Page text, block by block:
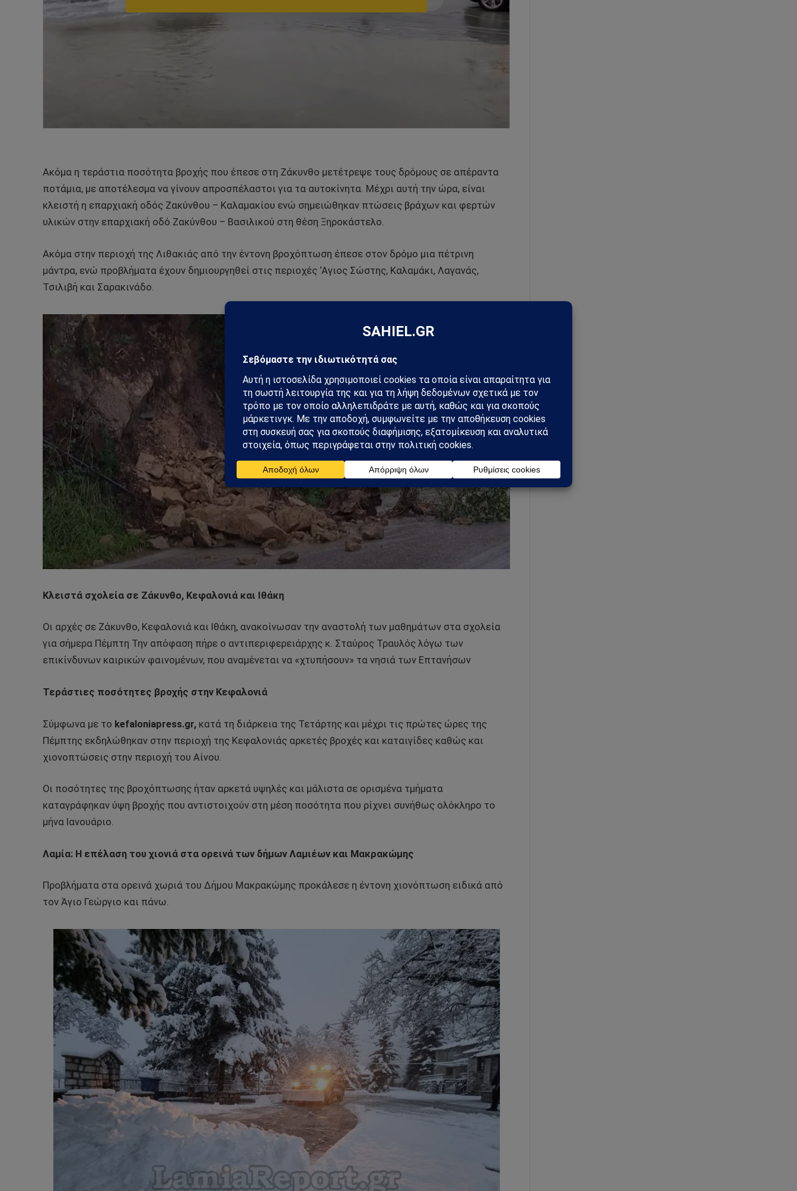
Ακόμα η τεράστια ποσότητα βροχής που έπεσε στη Ζάκυνθο μετέτρεψε τους δρόμους σε απέραντα
ποτάμια, με αποτέλεσμα να γίνουν απροσπέλαστοι για τα αυτοκίνητα. Μέχρι αυτή την ώρα, είναι
κλειστή η επαρχιακή οδός Ζακύνθου – Καλαμακίου ενώ σημειώθηκαν πτώσεις βράχων και φερτών
υλικών στην επαρχιακή οδό Ζακύνθου – Βασιλικού στη θέση Ξηροκάστελο.
Ακόμα στην περιοχή της Λιθακιάς από την έντονη βροχόπτωση έπεσε στον δρόμο μια πέτρινη
μάντρα, ενώ προβλήματα έχουν δημιουργηθεί στις περιοχές ‘Αγιος Σώστης, Καλαμάκι, Λαγανάς,
Τσιλιβή και Σαρακινάδο.
Κλειστά σχολεία σε Ζάκυνθο, Κεφαλονιά και Ιθάκη
Οι αρχές σε Ζάκυνθο, Κεφαλονιά και Ιθάκη, ανακοίνωσαν την αναστολή των μαθημάτων στα σχολεία
για σήμερα Πέμπτη Την απόφαση πήρε ο αντιπεριφερειάρχης κ. Σταύρος Τραυλός λόγω των
επικίνδυνων καιρικών φαινομένων, που αναμένεται να «χτυπήσουν» τα νησιά των Επτανήσων
Τεράστιες ποσότητες βροχής στην Κεφαλονιά
Σύμφωνα με το kefaloniapress.gr, κατά τη διάρκεια της Τετάρτης και μέχρι τις πρώτες ώρες της
Πέμπτης εκδηλώθηκαν στην περιοχή της Κεφαλονιάς αρκετές βροχές και καταιγίδες καθώς και
χιονοπτώσεις στην περιοχή του Αίνου.
Οι ποσότητες της βροχόπτωσης ήταν αρκετά υψηλές και μάλιστα σε ορισμένα τμήματα
καταγράφηκαν ύψη βροχής που αντιστοιχούν στη μέση ποσότητα που ρίχνει συνήθως ολόκληρο το
μήνα Ιανουάριο.
Λαμία: Η επέλαση του χιονιά στα ορεινά των δήμων Λαμιέων και Μακρακώμης
Προβλήματα στα ορεινά χωριά του Δήμου Μακρακώμης προκάλεσε η έντονη χιονόπτωση ειδικά από
τον Άγιο Γεώργιο και πάνω.